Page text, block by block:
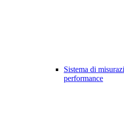
Sistema di
performance